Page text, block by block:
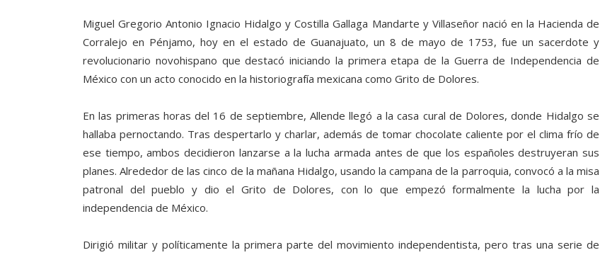
Miguel Gregorio Antonio Ignacio Hidalgo y Costilla Gallaga Mandarte y Villaseñor nació en la Hacienda de
Corralejo en Pénjamo, hoy en el estado de Guanajuato, un 8 de mayo de 1753, fue un sacerdote y
revolucionario novohispano que destacó iniciando la primera etapa de la Guerra de Independencia de
México con un acto conocido en la historiografía mexicana como Grito de Dolores.
En las primeras horas del 16 de septiembre, Allende llegó a la casa cural de Dolores, donde Hidalgo se
hallaba pernoctando. Tras despertarlo y charlar, además de tomar chocolate caliente por el clima frío de
ese tiempo, ambos decidieron lanzarse a la lucha armada antes de que los españoles destruyeran sus
planes. Alrededor de las cinco de la mañana Hidalgo, usando la campana de la parroquia, convocó a la misa
patronal del pueblo y dio el Grito de Dolores, con lo que empezó formalmente la lucha por la
independencia de México.
Dirigió militar y políticamente la primera parte del movimiento independentista, pero tras una serie de